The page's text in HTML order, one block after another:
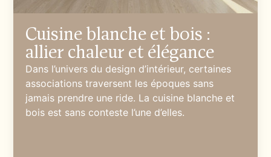
Cuisine blanche et bois :
allier chaleur et élégance
Dans l’univers du design d’intérieur, certaines
associations traversent les époques sans
jamais prendre une ride. La cuisine blanche et
bois est sans conteste l’une d’elles.